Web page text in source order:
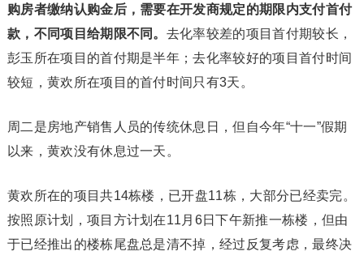
购房者缴纳认购金后，需要在开发商规定的期限内支付首付
款，不同项目给期限不同。 去化率较差的项目首付期较长，
彭玉所在项目的首付期是半年；去化率较好的项目首付时间
较短，黄欢所在项目的首付时间只有3天。
周二是房地产销售人员的传统休息日，但自今年“十一”假期
以来，黄欢没有休息过一天。
黄欢所在的项目共14栋楼，已开盘11栋，大部分已经卖完。
按照原计划，项目方计划在11月6日下午新推一栋楼，但由
于已经推出的楼栋尾盘总是清不掉，经过反复考虑，最终决